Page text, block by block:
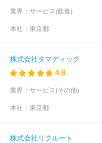
業界： サービス(飲食)
本社： 東京都
株式会社タマディック
4.8
業界： サービス(その他)
本社： 東京都
株式会社リクルート